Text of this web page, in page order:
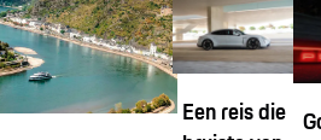
Een reis die